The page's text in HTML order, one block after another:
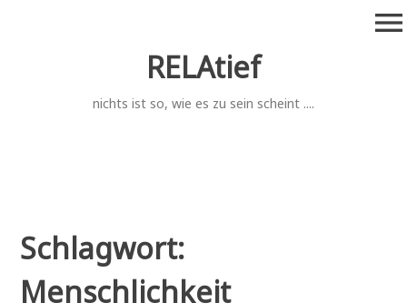
RELAtief
nichts ist so, wie es zu sein scheint ....
menu
Schlagwort:
Menschlichkeit